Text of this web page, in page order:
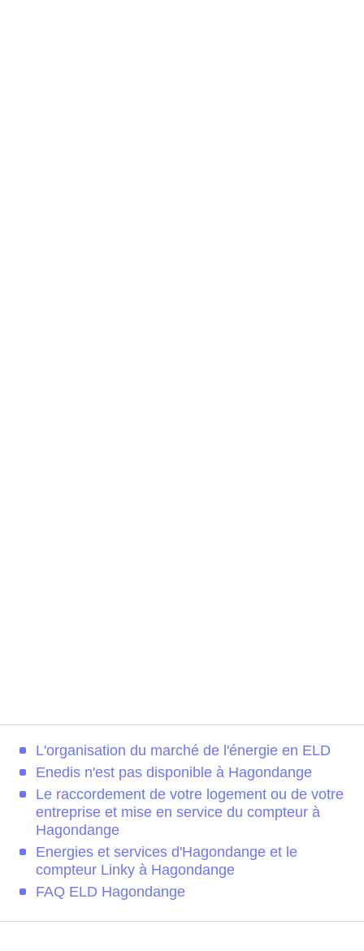
L'organisation du marché de l'énergie en ELD
Enedis n'est pas disponible à Hagondange
Le raccordement de votre logement ou de votre
entreprise et mise en service du compteur à
Hagondange
Energies et services d'Hagondange et le
compteur Linky à Hagondange
FAQ ELD Hagondange